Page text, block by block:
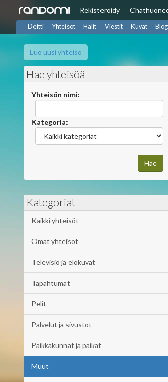
Rekisteröidy Chat
Deitti Yhteisöt Halit Viestit Kuvat
Luo uusi yhteisö
Hae yhteisöä
Yhteisön nimi:
Kategoria:
Kategoriat
Kaikki yhteisöt
Omat yhteisöt
Televisio ja elokuvat
Tapahtumat
Pelit
Palvelut ja sivustot
Paikkakunnat ja paikat
Muut